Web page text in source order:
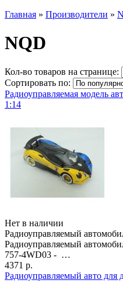
Главная » Производители »
NQD
Кол-во товаров на странице:
Сортировать по:
Радиоуправляемая модель
1:14
Нет в наличии
Радиоуправляемый
Радиоуправляемый
757-4WD03 - …
4371 р.
Радиоуправляемый авто для